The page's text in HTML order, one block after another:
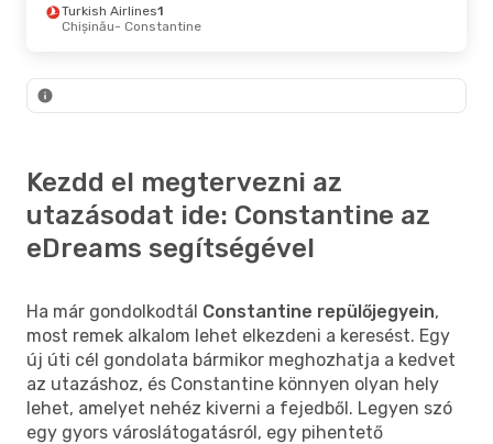
Turkish Airlines1
Chișinău- Constantine
Kezdd el megtervezni az
utazásodat ide: Constantine az
eDreams segítségével
Ha már gondolkodtál Constantine repülőjegyein,
most remek alkalom lehet elkezdeni a keresést. Egy
új úti cél gondolata bármikor meghozhatja a kedvet
az utazáshoz, és Constantine könnyen olyan hely
lehet, amelyet nehéz kiverni a fejedből. Legyen szó
egy gyors városlátogatásról, egy pihentető